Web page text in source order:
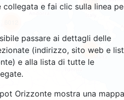
collegata e fai clic sulla linea
passare ai dettagli delle
(indirizzo, sito web e
e alla lista di tutte le
Orizzonte mostra una
480